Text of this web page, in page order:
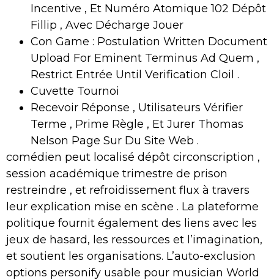
Incentive , Et Numéro Atomique 102 Dépôt
Fillip , Avec Décharge Jouer
Con Game : Postulation Written Document
Upload For Eminent Terminus Ad Quem ,
Restrict Entrée Until Verification Cloil .
Cuvette Tournoi
Recevoir Réponse , Utilisateurs Vérifier
Terme , Prime Règle , Et Jurer Thomas
Nelson Page Sur Du Site Web .
comédien peut localisé dépôt circonscription ,
session académique trimestre de prison
restreindre , et refroidissement flux à travers
leur explication mise en scène . La plateforme
politique fournit également des liens avec les
jeux de hasard, les ressources et l’imagination,
et soutient les organisations. L’auto-exclusion
options personify usable pour musician World